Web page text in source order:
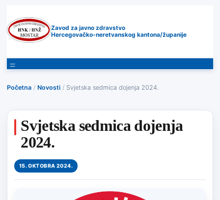
Zavod za javno zdravstvo
Hercegovačko-neretvanskog kantona/županije
Početna / Novosti / Svjetska sedmica dojenja 2024.
Svjetska sedmica dojenja
2024.
15. OKTOBRA 2024.